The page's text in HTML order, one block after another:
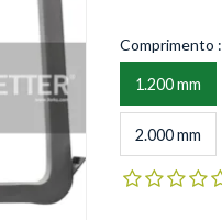
Comprimento
1.200 mm
2.000 mm